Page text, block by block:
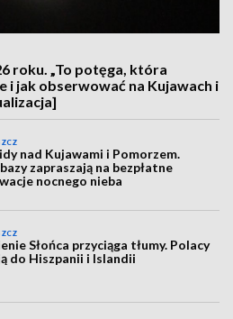
roku. „To potęga, która
i jak obserwować na Kujawach i
nad Kujawami i Pomorzem.
zapraszają na bezpłatne
nocnego nieba
Słońca przyciąga tłumy. Polacy
do Hiszpanii i Islandii